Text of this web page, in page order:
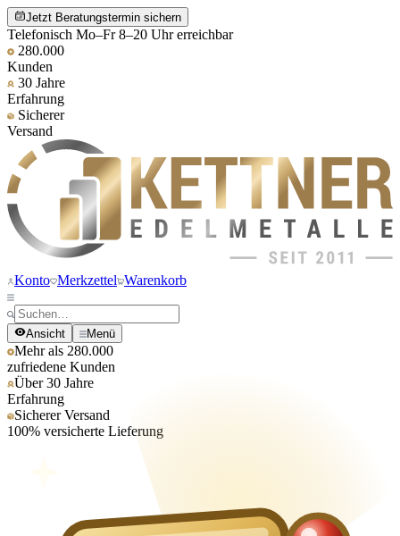
Jetzt Beratungstermin sichern
Telefonisch Mo–Fr 8–20 Uhr erreichbar
280.000
Kunden
30 Jahre
Erfahrung
Sicherer
Versand
Konto Merkzettel Warenkorb
Ansicht Menü
Mehr als 280.000
zufriedene Kunden
Über 30 Jahre
Erfahrung
Sicherer Versand
100% versicherte Lieferung